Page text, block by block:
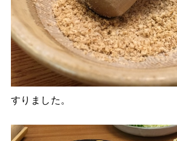
すりました。